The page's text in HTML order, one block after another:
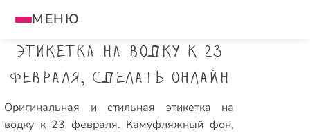
МЕНЮ
Этикетка на водку к 23
февраля, сделать онлайн
Оригинальная и стильная этикетка на
водку к 23 февраля. Камуфляжный фон,